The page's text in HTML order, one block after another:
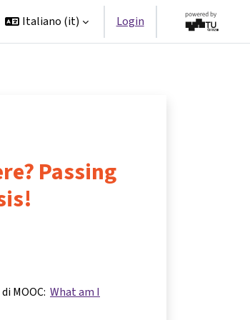
Italiano ‎(it)‎ Login
Passing
MOOC: What am I